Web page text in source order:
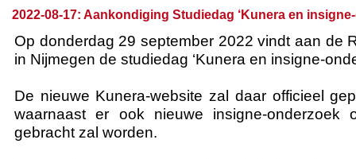
2022-08-17: Aankondiging Studiedag ‘Kunera en
Op donderdag 29 september 2022 vindt aan de
in Nijmegen de studiedag ‘Kunera en insigne-
De nieuwe Kunera-website zal daar officieel
waarnaast er ook nieuwe insigne-onderzoek
gebracht zal worden.